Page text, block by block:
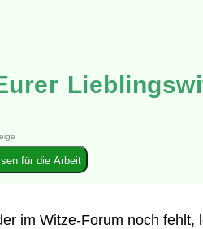
für die Arbeit
im Witze-Forum noch fehlt,